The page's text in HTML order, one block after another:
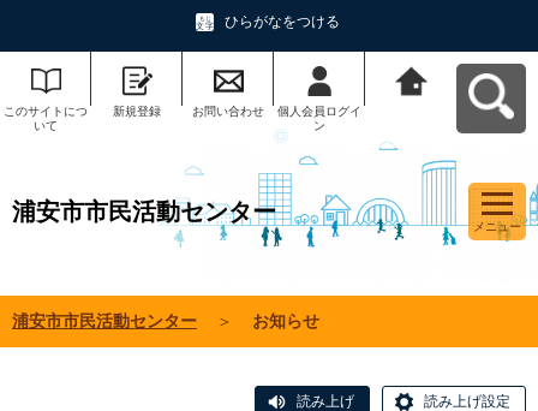
ひらがなをつける
このサイトにつ
いて
新規登録 お問い合わせ
個人会員ログイ
ン
浦安市市民活動センター
メニュー
浦安市市民活動センター ＞ お知らせ
読み上げ 読み上げ設定